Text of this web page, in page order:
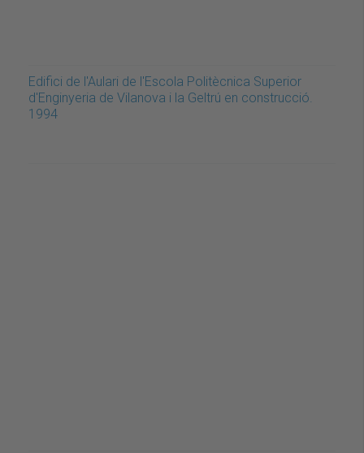
Edifici de l'Aulari de l'Escola Politècnica Superior
d'Enginyeria de Vilanova i la Geltrú en construcció.
1994